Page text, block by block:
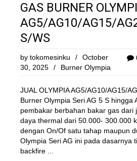
GAS BURNER
AG5/AG10/AG15/
S/WS
by tokomesinku /
October
30, 2025
/ Burner Olympia
JUAL OLYMPIA AG5/AG10/AG15/
Burner Olympia Seri AG 5 S hingga
pembakar berbahan bakar gas dari
daya thermal dari 50.000- 300.000
dengan On/Of satu tahap maupun
Olympia Seri AG ini pada dasarnya
backfire ...